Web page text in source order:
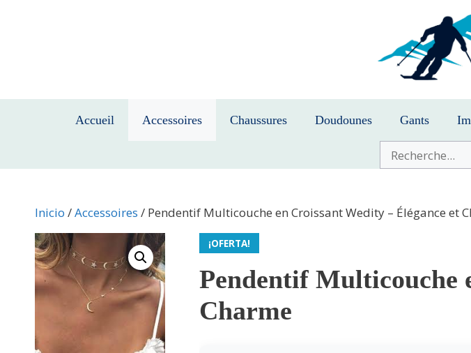
Accueil Accessoires Chaussures Doudounes Gants
Buscar
Inicio /Accessoires / Pendentif Multicouche en Croissant Wedity – Élégance et
¡OFERTA!
Pendentif Multicouche
Charme